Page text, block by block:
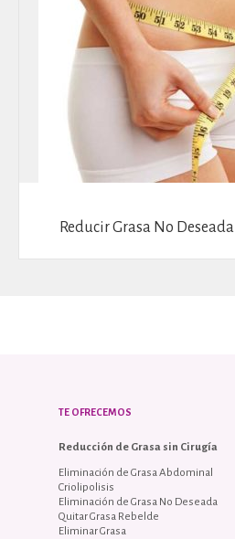
Reducir Grasa No Deseada
TE OFRECEMOS
Reducción de Grasa sin Cirugía
Eliminación de Grasa Abdominal
Criolipolisis
Eliminación de Grasa No Deseada
Quitar Grasa Rebelde
Eliminar Grasa